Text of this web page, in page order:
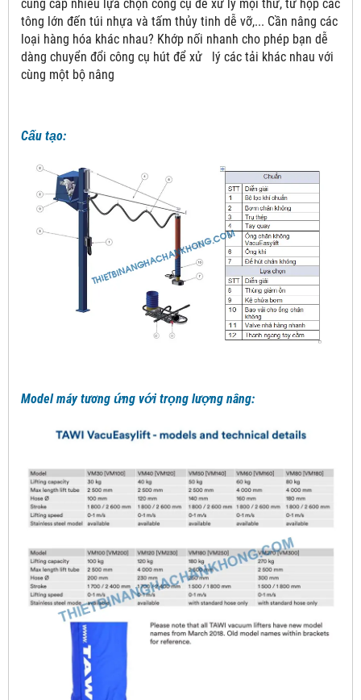
cung cấp nhiều lựa chọn công cụ để xử lý mọi thứ, từ hộp các
tông lớn đến túi nhựa và tấm thủy tinh dễ vỡ,... Cần nâng các
loại hàng hóa khác nhau? Khớp nối nhanh cho phép bạn dễ
dàng chuyển đổi công cụ hút để xử lý các tải khác nhau với
cùng một bộ nâng
Cấu tạo:
Model máy tương ứng với trọng lượng nâng: